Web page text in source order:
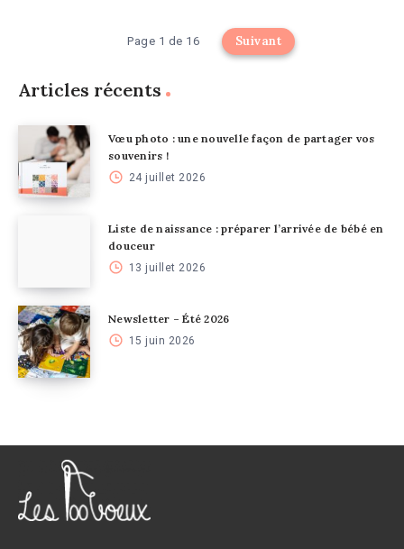
Page 1 de 16 Suivant
Articles récents
Vœu photo : une nouvelle façon de partager vos
souvenirs !
24 juillet 2026
Liste de naissance : préparer l’arrivée de bébé en
douceur
13 juillet 2026
Newsletter – Été 2026
15 juin 2026